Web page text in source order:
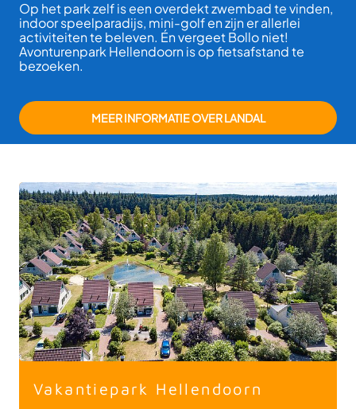
Op het park zelf is een overdekt zwembad te vinden,
indoor speelparadijs, mini-golf en zijn er allerlei
activiteiten te beleven. Én vergeet Bollo niet!
Avonturenpark Hellendoorn is op fietsafstand te
bezoeken.
MEER INFORMATIE OVER LANDAL
Vakantiepark Hellendoorn